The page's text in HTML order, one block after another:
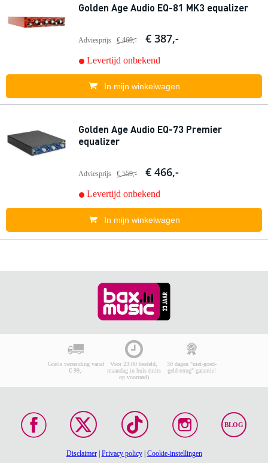
Golden Age Audio EQ-81 MK3 equalizer
Adviesprijs € 469,- € 387,-
Levertijd onbekend
In mijn winkelwagen
Golden Age Audio EQ-73 Premier
equalizer
Adviesprijs € 559,- € 466,-
Levertijd onbekend
In mijn winkelwagen
Gratis verzending vanaf
€ 99,-
Voor 23:00 besteld,
maandag in huis (mits
op voorraad)
30 dagen "niet-goed-
geld-terug" garantie!
BLOG
Disclaimer| Privacy policy| Cookie-instellingen